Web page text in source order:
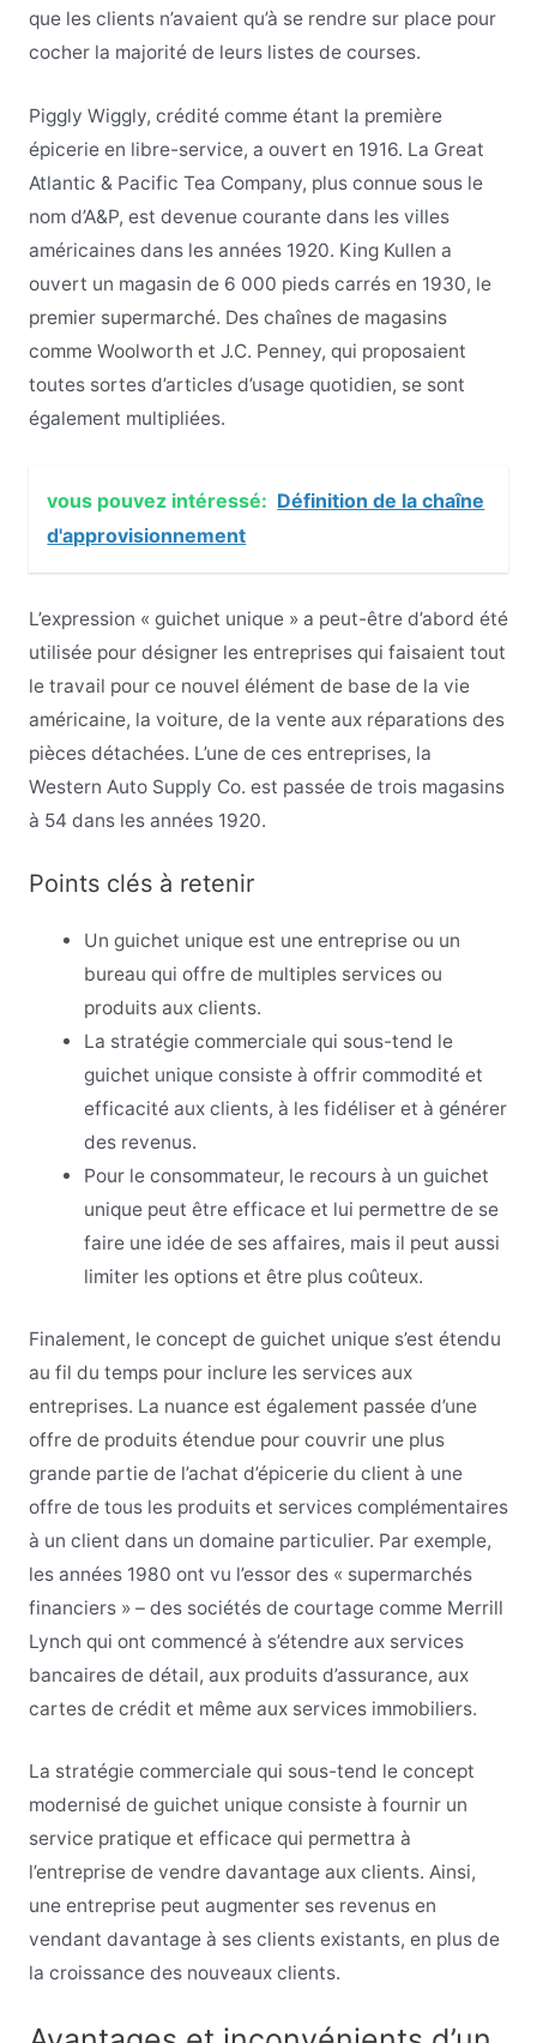
que les clients n’avaient qu’à se rendre sur place pour
cocher la majorité de leurs listes de courses.
Piggly Wiggly, crédité comme étant la première
épicerie en libre-service, a ouvert en 1916. La Great
Atlantic & Pacific Tea Company, plus connue sous le
nom d’A&P, est devenue courante dans les villes
américaines dans les années 1920. King Kullen a
ouvert un magasin de 6 000 pieds carrés en 1930, le
premier supermarché. Des chaînes de magasins
comme Woolworth et J.C. Penney, qui proposaient
toutes sortes d’articles d’usage quotidien, se sont
également multipliées.
vous pouvez intéressé: Définition de la chaîne
d'approvisionnement
L’expression « guichet unique » a peut-être d’abord été
utilisée pour désigner les entreprises qui faisaient tout
le travail pour ce nouvel élément de base de la vie
américaine, la voiture, de la vente aux réparations des
pièces détachées. L’une de ces entreprises, la
Western Auto Supply Co. est passée de trois magasins
à 54 dans les années 1920.
Points clés à retenir
Un guichet unique est une entreprise ou un
bureau qui offre de multiples services ou
produits aux clients.
La stratégie commerciale qui sous-tend le
guichet unique consiste à offrir commodité et
efficacité aux clients, à les fidéliser et à générer
des revenus.
Pour le consommateur, le recours à un guichet
unique peut être efficace et lui permettre de se
faire une idée de ses affaires, mais il peut aussi
limiter les options et être plus coûteux.
Finalement, le concept de guichet unique s’est étendu
au fil du temps pour inclure les services aux
entreprises. La nuance est également passée d’une
offre de produits étendue pour couvrir une plus
grande partie de l’achat d’épicerie du client à une
offre de tous les produits et services complémentaires
à un client dans un domaine particulier. Par exemple,
les années 1980 ont vu l’essor des « supermarchés
financiers » – des sociétés de courtage comme Merrill
Lynch qui ont commencé à s’étendre aux services
bancaires de détail, aux produits d’assurance, aux
cartes de crédit et même aux services immobiliers.
La stratégie commerciale qui sous-tend le concept
modernisé de guichet unique consiste à fournir un
service pratique et efficace qui permettra à
l’entreprise de vendre davantage aux clients. Ainsi,
une entreprise peut augmenter ses revenus en
vendant davantage à ses clients existants, en plus de
la croissance des nouveaux clients.